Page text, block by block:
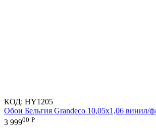
КОД: HY1205
Обои Бельгия Grandeco 10,05х1,06 винил/
3 99900 Р